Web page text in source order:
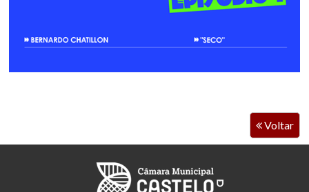
Voltar